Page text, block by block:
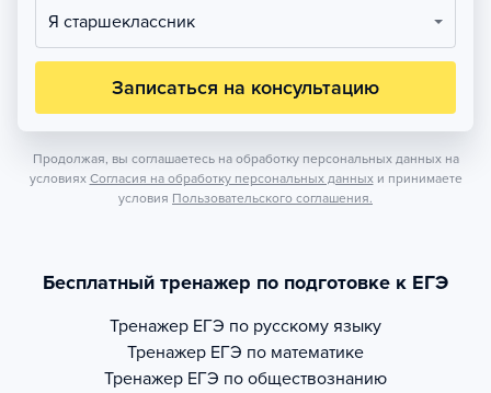
Я старшеклассник
Записаться на консультацию
Продолжая, вы соглашаетесь на обработку персональных данных на
условиях Согласия на обработку персональных данных и принимаете
условия Пользовательского соглашения.
Бесплатный тренажер по подготовке к ЕГЭ
Тренажер ЕГЭ по русскому языку
Тренажер ЕГЭ по математике
Тренажер ЕГЭ по обществознанию